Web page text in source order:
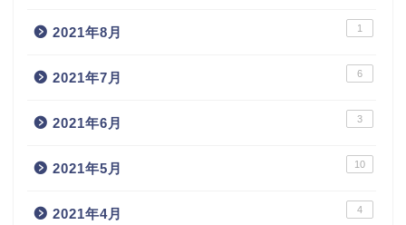
2021年8月 1
2021年7月 6
2021年6月 3
2021年5月 10
2021年4月 4